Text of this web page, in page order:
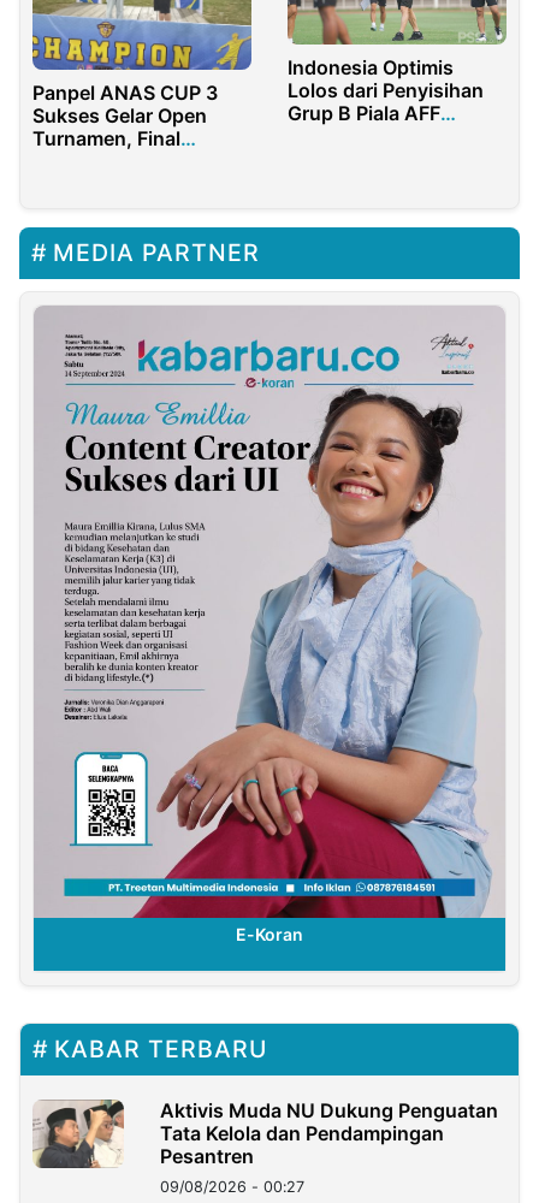
Panpel ANAS CUP 3
Sukses Gelar Open
Turnamen, Final
Indonesia Optimis
Lolos dari Penyisihan
Grup B Piala AFF
MEDIA PARTNER
E-Koran
KABAR TERBARU
Aktivis Muda NU Dukung Penguatan
Tata Kelola dan Pendampingan
Pesantren
09/08/2026 - 00:27